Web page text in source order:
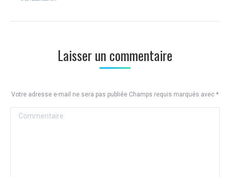
Laisser un commentaire
Votre adresse e-mail ne sera pas publiée Champs requis marqués avec *
Commentaire